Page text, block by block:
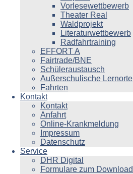
Vorlesewettbewerb
Theater Real
Waldprojekt
Literaturwettbewerb
Radfahrtraining
EFFORT A
Fairtrade/BNE
Schüleraustausch
Außerschulische Lernorte
Fahrten
Kontakt
Kontakt
Anfahrt
Online-Krankmeldung
Impressum
Datenschutz
Service
DHR Digital
Formulare zum Download